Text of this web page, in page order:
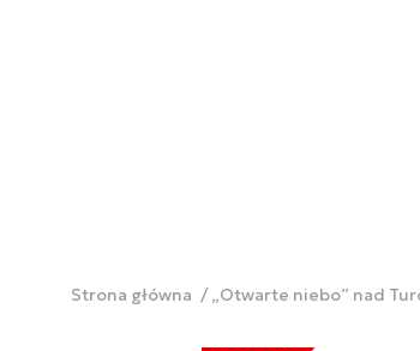
Strona główna „Otwarte niebo” nad